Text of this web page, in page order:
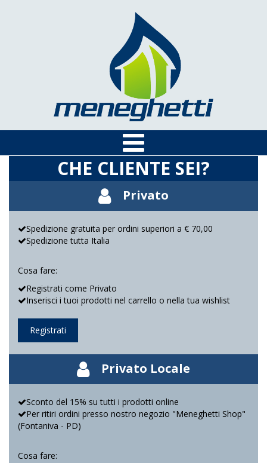
CHE CLIENTE SEI?
Privato
Spedizione gratuita per ordini superiori a € 70,00
Spedizione tutta Italia
Cosa fare:
Registrati come Privato
Inserisci i tuoi prodotti nel carrello o nella tua wishlist
Registrati
Privato Locale
Sconto del 15% su tutti i prodotti online
Per ritiri ordini presso nostro negozio "Meneghetti Shop"
(Fontaniva - PD)
Cosa fare: